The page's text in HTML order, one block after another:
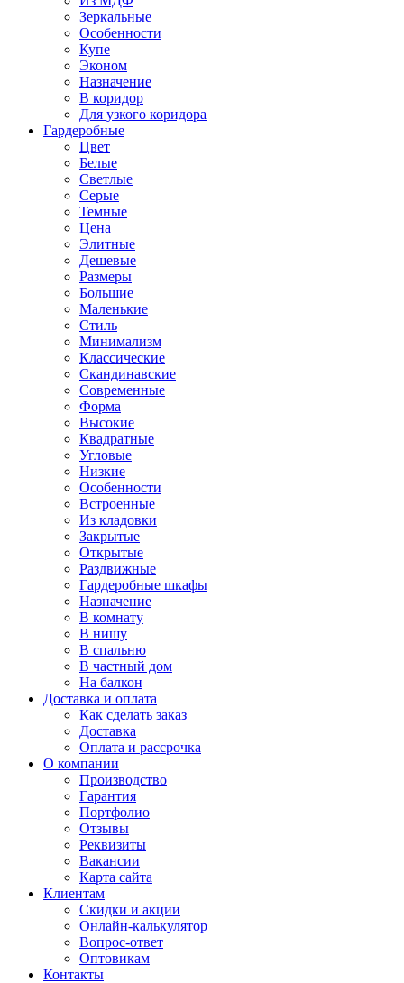
Зеркальные
Особенности
Купе
Эконом
Назначение
В коридор
Для узкого коридора
Гардеробные
Цвет
Белые
Светлые
Серые
Темные
Цена
Элитные
Дешевые
Размеры
Большие
Маленькие
Стиль
Минимализм
Классические
Скандинавские
Современные
Форма
Высокие
Квадратные
Угловые
Низкие
Особенности
Встроенные
Из кладовки
Закрытые
Открытые
Раздвижные
Гардеробные шкафы
Назначение
В комнату
В нишу
В спальню
В частный дом
На балкон
Доставка и оплата
Как сделать заказ
Доставка
Оплата и рассрочка
О компании
Производство
Гарантия
Портфолио
Отзывы
Реквизиты
Вакансии
Карта сайта
Клиентам
Скидки и акции
Онлайн-калькулятор
Вопрос-ответ
Оптовикам
Контакты